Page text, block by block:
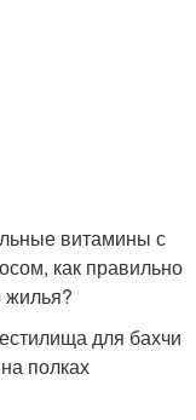
витамины с
как правильно
жилья?
для бахчи
полках